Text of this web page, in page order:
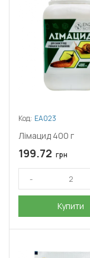
Код: ЕА023
Лімацид 400 г
199.72 грн
Купити